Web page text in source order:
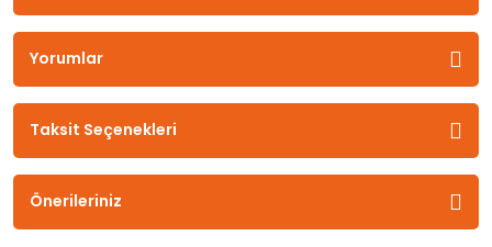
Yorumlar
Taksit Seçenekleri
Önerileriniz